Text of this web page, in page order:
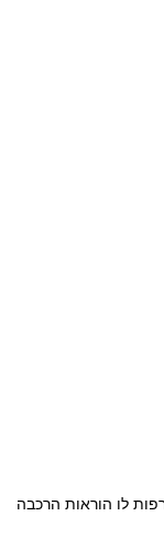
לו הוראות הרכבה